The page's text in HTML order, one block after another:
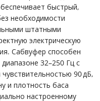
быстрый,
необходимости
штатными
электрическую
Сабвуфер способен
32–250 Гц с
90 дБ,
и плотность баса
настроенному